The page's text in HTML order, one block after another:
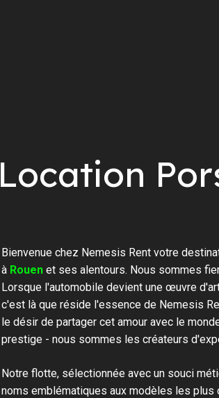
Location
Bienvenue chez Nemesis Rent votre
à Rouen et ses alentours. Nous sommes
Lorsque l'automobile devient une œuvre
c'est là que réside l'essence de Nemesis
le désir de partager cet amour avec le
prestige - nous sommes les créateurs
Notre flotte, sélectionnée avec un souci
noms emblématiques aux modèles les